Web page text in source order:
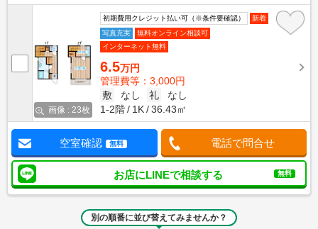
画像 : 23枚
初期費用クレジット払い可（※条件要確認）
新着
写真充実
無料オンライン相談可
インターネット無料
6.5万円
管理費等：3,000円
敷
なし 礼
なし
1-2階
1K 36.43㎡
空室確認 無料 電話で問合せ
お店にLINEで相談する 無料
別の順番に並び替えてみませんか？